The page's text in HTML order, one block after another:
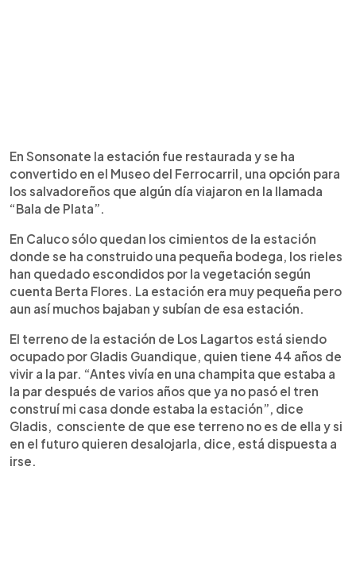
En Sonsonate la estación fue restaurada y se ha
convertido en el Museo del Ferrocarril, una opción para
los salvadoreños que algún día viajaron en la llamada
“Bala de Plata”.
En Caluco sólo quedan los cimientos de la estación
donde se ha construido una pequeña bodega, los rieles
han quedado escondidos por la vegetación según
cuenta Berta Flores. La estación era muy pequeña pero
aun así muchos bajaban y subían de esa estación.
El terreno de la estación de Los Lagartos está siendo
ocupado por Gladis Guandique, quien tiene 44 años de
vivir a la par. “Antes vivía en una champita que estaba a
la par después de varios años que ya no pasó el tren
construí mi casa donde estaba la estación”, dice
Gladis, consciente de que ese terreno no es de ella y si
en el futuro quieren desalojarla, dice, está dispuesta a
irse.